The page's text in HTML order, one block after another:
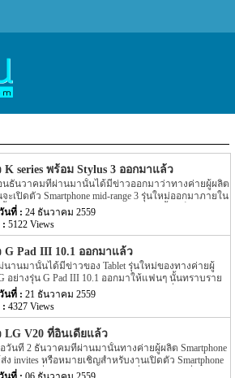
K series พร้อม Stylus 3 ออกมาแล้ว
นธันวาคมที่ผ่านมานั้นได้มีข่าวออกมาว่าทางค่ายผู้ผลิต
ะเปิดตัว Smartphone mid-range 3 รุ่นใหม่ออกมาภายใน
นต้นปีอย่างงาน CES 2017 โดยรุ่นใหม่นี้จะเป็นรุ่นใน
อย่าง K3, K4, K8, และ K10 และอีกรุ่นหนึ่งจะเป็น
รายละเอียดในตอนนั้นไม่ได้ระบุอะไรออกมามากนัก แต่
าวของแต่ละรุ่นออกมาอีกครั้ง โดยข่าวล่าสุดของ
มข่าวระบุออกมาว่า Smartphone ในตระกูล K series
K8, และ K10 นั้นจะถูกเปิดตัวออกมาภายในงาน CES
แน่นอน อีกทั้งตามข่าวยังได้ระบุ Spec ของตัวเครื่อง
โดย K10 (2017) จะถูกขับเคลื่อนด้วย Chipset อย่าง
หน้าจอแสดงผลขนาด 5.3 นิ้ว หน้าจอเป็นแบบ
24 ธันวาคม 2559
5122 Views
G Pad III 10.1 ออกมาแล้ว
านมานั้นได้มีข่าวของ Tablet รุ่นใหม่ของทางค่ายผู้
อย่างรุ่น G Pad III 10.1 ออกมาให้แฟนๆ นั้นทราบราย
แล้ว โดยรายละเอียดของ G Pad III 10.1 ที่ออกมาก่อน
ดเผย โดย tipster ที่น่าเชื่อถือได้คนหนึ่งอย่าง @evleaks
บมีข่าวของ G Pad III 10.1 ออกมาอีกครั้ง สำหรับข่าว
III 10.1 ที่ออกมาล่าสุดนั้น ตามข่าวระบุว่าทางค่ายผู้
ได้เปิดตัว Tablet รุ่นใหม่อย่าง G Pad III 10.1 ออกมา
ครื่องนั้นจะมีหน้าจอแสดงผลขนาด 10.1 นิ้ว โดยความ
น้าจอนั้นจะให้ความละเอียดอยุ่ที่ 1920×1200 ตัวเครื่อง
21 ธันวาคม 2559
4327 Views
LG V20 ที่อินเดียแล้ว
วันที่ 2 ธันวาคมที่ผ่านมานั้นทางค่ายผู้ผลิต Smartphone
ง invites หรือหมายเชิญสำหรับงานเปิดตัว Smartphone
LG V20 ที่มีกำหนดเปิดตัวในวันที่ 5 ธันวาคมที่ผ่านมา